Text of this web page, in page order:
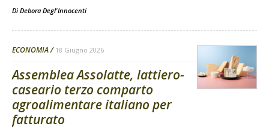
Di Debora Degl'Innocenti
ECONOMIA 18 Giugno 2026
Assemblea Assolatte, lattiero-
caseario terzo comparto
agroalimentare italiano per
fatturato